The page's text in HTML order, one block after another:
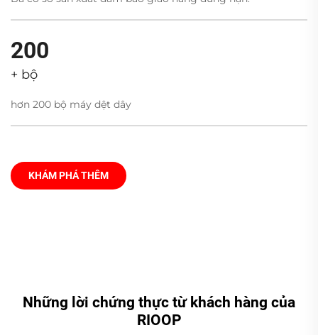
200
+ bộ
hơn 200 bộ máy dệt dây
KHÁM PHÁ THÊM
Những lời chứng thực từ khách hàng của
RIOOP